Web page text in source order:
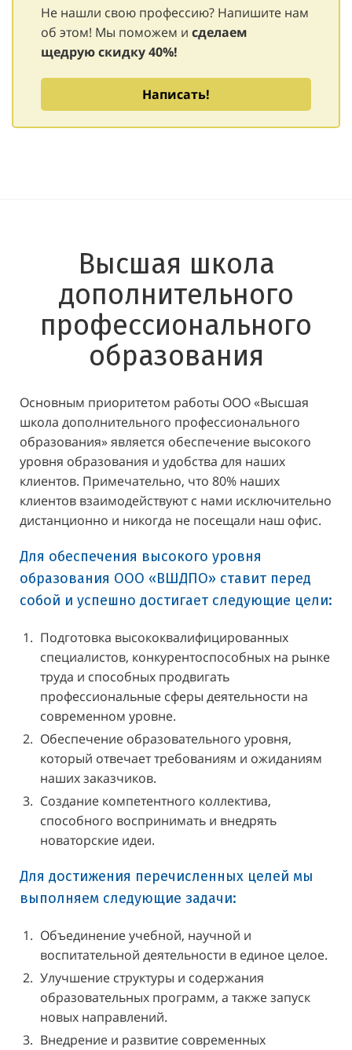
Не нашли свою профессию? Напишите нам
об этом! Мы поможем и сделаем
щедруюскидку 40%!
Написать!
Высшая школа
дополнительного
профессионального
образования
Основным приоритетом работы ООО «Высшая
школа дополнительного профессионального
образования» является обеспечение высокого
уровня образования и удобства для наших
клиентов. Примечательно, что 80% наших
клиентов взаимодействуют с нами исключительно
дистанционно и никогда не посещали наш офис.
Для обеспечения высокого уровня
образования ООО «ВШДПО» ставит перед
собой и успешно достигает следующие цели:
Подготовка высококвалифицированных
специалистов, конкурентоспособных на рынке
труда и способных продвигать
профессиональные сферы деятельности на
современном уровне.
Обеспечение образовательного уровня,
который отвечает требованиям и ожиданиям
наших заказчиков.
Создание компетентного коллектива,
способного воспринимать и внедрять
новаторские идеи.
Для достижения перечисленных целей мы
выполняем следующие задачи:
Объединение учебной, научной и
воспитательной деятельности в единое целое.
Улучшение структуры и содержания
образовательных программ, а также запуск
новых направлений.
Внедрение и развитие современных